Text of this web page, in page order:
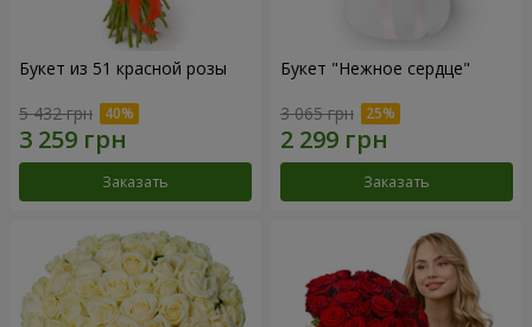
Букет из 51 красной розы
5 432 грн
Заказать
Букет "Нежное сердце"
3 065 грн
Заказать